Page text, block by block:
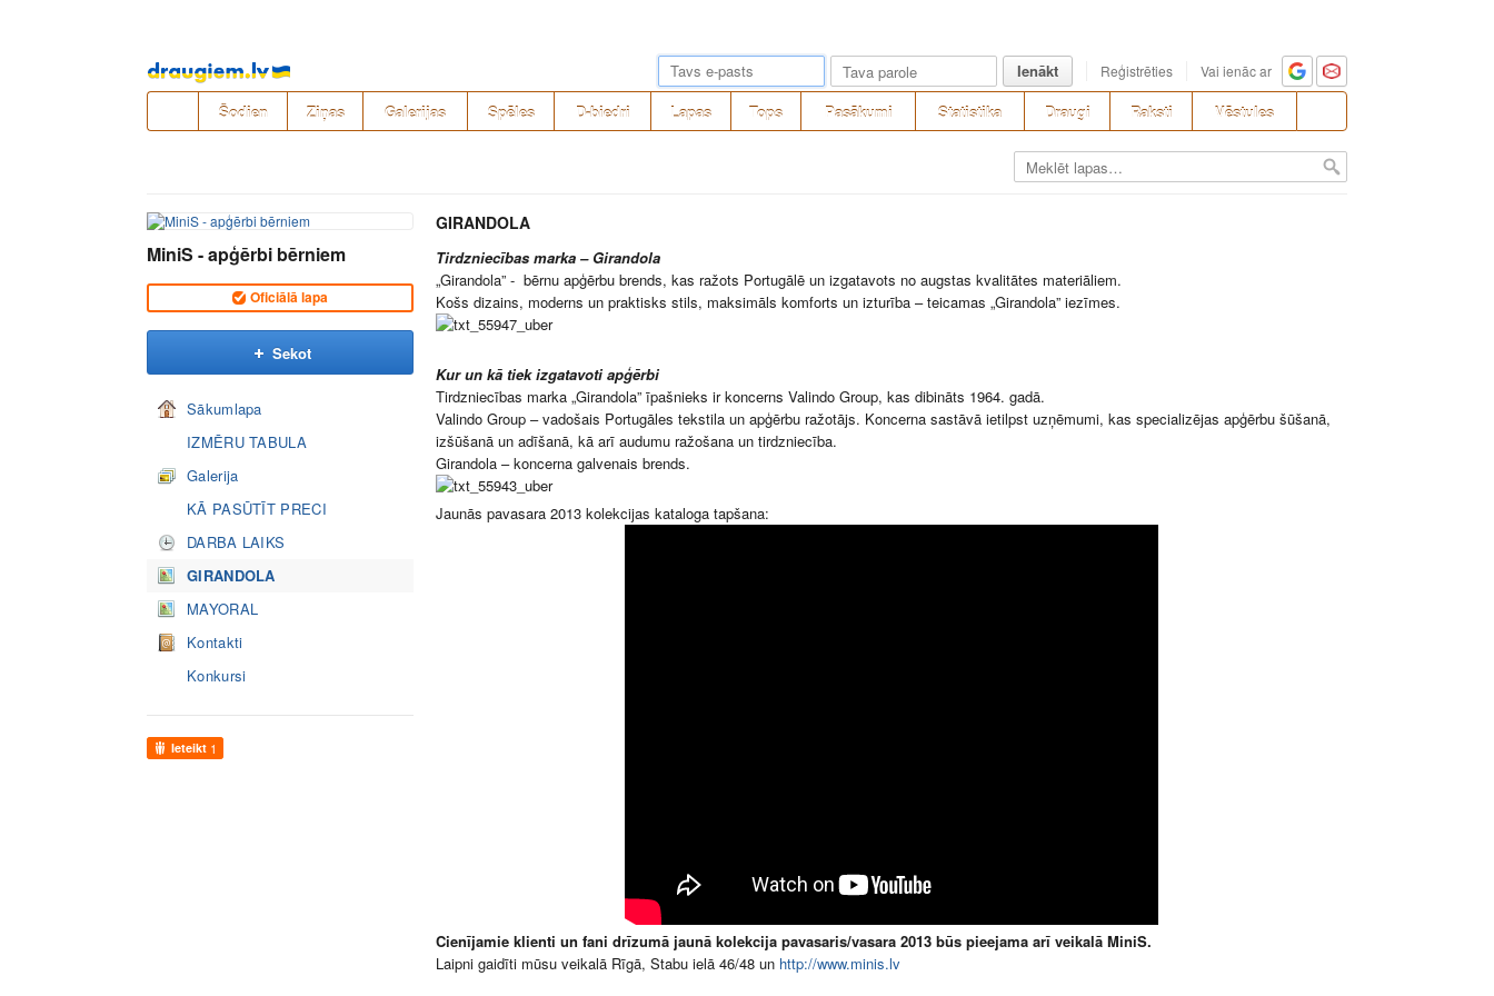
Pāriet
uz
saturu
Ienākt Reģistrēties Vai ienāc ar
Šodien Ziņas Galerijas Spēles D-biedri Lapas Tops Pasākumi Statistika Draugi Raksti Vēstules
MiniS - apģērbi bērniem
Oficiālā lapa
Sekot
Sākumlapa
IZMĒRU TABULA
Galerija
KĀ PASŪTĪT PRECI
DARBA LAIKS
GIRANDOLA
MAYORAL
Kontakti
Konkursi
Ieteikt 1
GIRANDOLA
Tirdzniecības marka – Girandola
„Girandola” - bērnu apģērbu brends, kas ražots Portugālē un izgatavots no augstas kvalitātes materiāliem.
Košs dizains, moderns un praktisks stils, maksimāls komforts un izturība – teicamas „Girandola” iezīmes.
Kur un kā tiek izgatavoti apģērbi
Tirdzniecības marka „Girandola” īpašnieks ir koncerns Valindo Group, kas dibināts 1964. gadā.
Valindo Group – vadošais Portugāles tekstila un apģērbu ražotājs. Koncerna sastāvā ietilpst uzņēmumi, kas specializējas apģērbu šūšanā,
izšūšanā un adīšanā, kā arī audumu ražošana un tirdzniecība.
Girandola – koncerna galvenais brends.
Jaunās pavasara 2013 kolekcijas kataloga tapšana:
Cienījamie klienti un fani drīzumā jaunā kolekcija pavasaris/vasara 2013 būs pieejama arī veikalā MiniS.
Laipni gaidīti mūsu veikalā Rīgā, Stabu ielā 46/48 un http://www.minis.lv